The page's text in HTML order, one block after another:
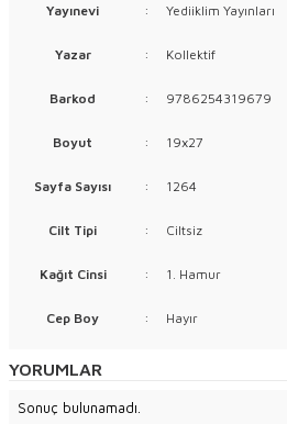
Yayınevi : Yediiklim Yayınları
Yazar : Kollektif
Barkod : 9786254319679
Boyut : 19x27
Sayfa Sayısı : 1264
Cilt Tipi : Ciltsiz
Kağıt Cinsi : 1. Hamur
Cep Boy : Hayır
YORUMLAR
Sonuç bulunamadı.